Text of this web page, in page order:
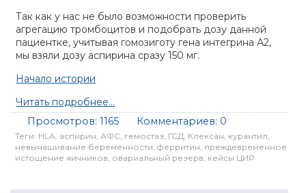
Так как у нас не было возможности проверить
агрегацию тромбоцитов и подобрать дозу данной
пациентке, учитывая гомозиготу гена интегрина А2,
мы взяли дозу аспирина сразу 150 мг.
Начало истории
Читать подробнее...
Просмотров: 1165 Комментариев: 0
Теги: HLA аспирин АФС гемостаз ГСД Клексан курантил
невынашивание беременности ,ферритин преждевременное
истощение яичников овариальный резерв кейсы ЦИР